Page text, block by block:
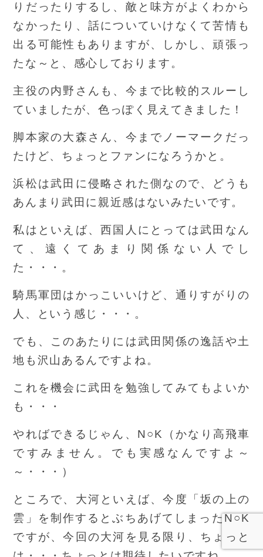
りだったりするし、敵と味方がよくわから
なかったり、話についていけなくて苦情も
出る可能性もありますが、しかし、頑張っ
たな～と、感心しております。
主役の内野さんも、今まで比較的スルーし
ていましたが、色っぽく見えてきました！
脚本家の大森さん、今までノーマークだっ
たけど、ちょっとファンになろうかと。
浜松は武田に侵略された側なので、どうも
あんまり武田に親近感はないみたいです。
私はといえば、西国人にとっては武田なん
て、遠くてあまり関係ない人でし
た・・・。
騎馬軍団はかっこいいけど、通りすがりの
人、という感じ・・・。
でも、このあたりには武田関係の逸話や土
地も沢山あるんですよね。
これを機会に武田を勉強してみてもよいか
も・・・
やればできるじゃん、N○K（かなり高飛車
ですみません。でも実感なんですよ～
～・・・）
ところで、大河といえば、今度「坂の上の
雲」を制作するとぶちあげてしまったN○K
ですが、今回の大河を見る限り、ちょっと